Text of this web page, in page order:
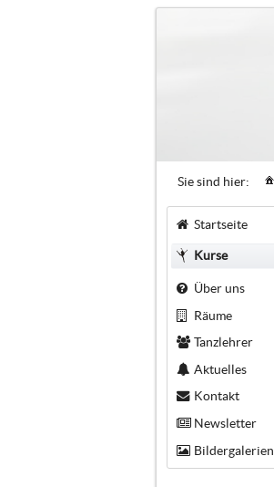
Sie sind hier:
Startseite
Kurse
Über uns
Räume
Tanzlehrer
Aktuelles
Kontakt
Newsletter
Bildergalerien